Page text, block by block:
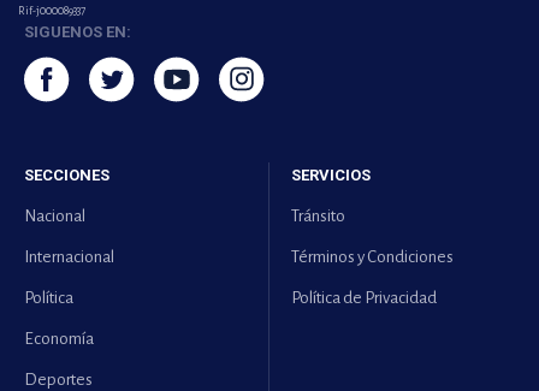
Rif-j000089337
SIGUENOS EN:
SECCIONES
Nacional
Internacional
Política
Economía
Deportes
SERVICIOS
Tránsito
Términos y Condiciones
Política de Privacidad